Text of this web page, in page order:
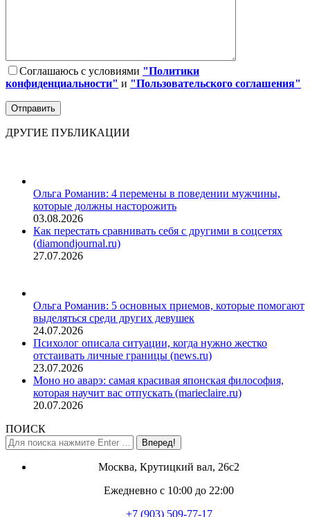
Соглашаюсь с условиями "Политики
конфиденциальности" и "Пользовательского соглашения"
ДРУГИЕ ПУБЛИКАЦИИ
Ольга Романив: 4 перемены в поведении мужчины,
которые должны насторожить
03.08.2026
Как перестать сравнивать себя с другими в соцсетях
(diamondjournal.ru)
27.07.2026
Ольга Романив: 5 основных приемов, которые помогают
выделяться среди других девушек
24.07.2026
Психолог описала ситуации, когда нужно жестко
отстаивать личные границы (news.ru)
23.07.2026
Моно но аварэ: самая красивая японская философия,
которая научит вас отпускать (marieclaire.ru)
20.07.2026
ПОИСК
Поиск:
Москва, Крутицкий вал, 26с2
Ежедневно с 10:00 до 22:00
+7 (903) 509-77-17